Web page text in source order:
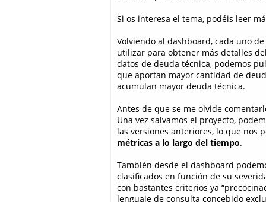
Si os interesa el tema, podéis leer
Volviendo al dashboard, cada uno
utilizar para obtener más detalles
datos de deuda técnica, podemos
que aportan mayor cantidad de
acumulan mayor deuda técnica.
Antes de que se me olvide
Una vez salvamos el proyecto,
las versiones anteriores, lo que nos
métricas a lo largo del tiempo.
También desde el dashboard
clasificados en función de su
con bastantes criterios ya
lenguaje de consulta concebido